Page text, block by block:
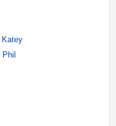
Katey
Phil